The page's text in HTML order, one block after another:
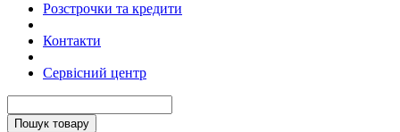
Розстрочки та кредити
Контакти
Сервісний центр